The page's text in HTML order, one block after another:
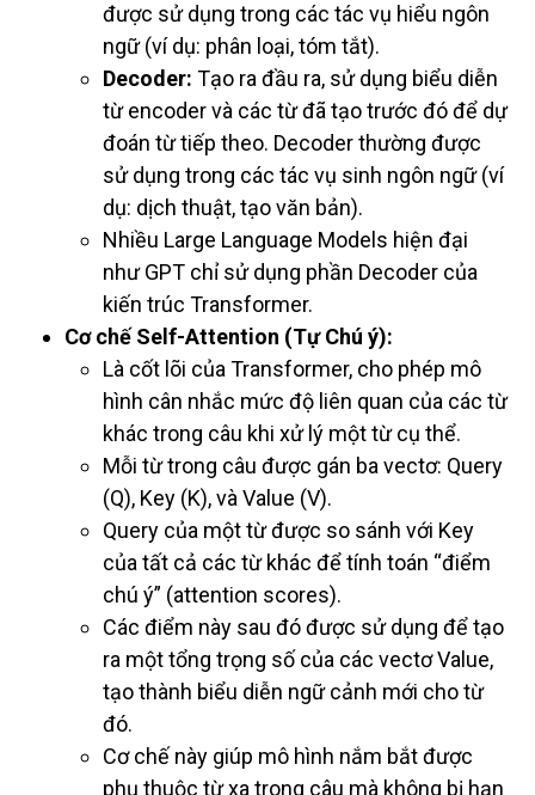
được sử dụng trong các tác vụ hiểu ngôn
ngữ (ví dụ: phân loại, tóm tắt).
Decoder: Tạo ra đầu ra, sử dụng biểu diễn
từ encoder và các từ đã tạo trước đó để dự
đoán từ tiếp theo. Decoder thường được
sử dụng trong các tác vụ sinh ngôn ngữ (ví
dụ: dịch thuật, tạo văn bản).
Nhiều Large Language Models hiện đại
như GPT chỉ sử dụng phần Decoder của
kiến trúc Transformer.
Cơ chế Self-Attention (Tự Chú ý):
Là cốt lõi của Transformer, cho phép mô
hình cân nhắc mức độ liên quan của các từ
khác trong câu khi xử lý một từ cụ thể.
Mỗi từ trong câu được gán ba vectơ: Query
(Q), Key (K), và Value (V).
Query của một từ được so sánh với Key
của tất cả các từ khác để tính toán “điểm
chú ý” (attention scores).
Các điểm này sau đó được sử dụng để tạo
ra một tổng trọng số của các vectơ Value,
tạo thành biểu diễn ngữ cảnh mới cho từ
đó.
Cơ chế này giúp mô hình nắm bắt được
phụ thuộc từ xa trong câu mà không bị hạn